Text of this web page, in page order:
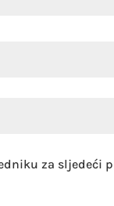
za sljedeći